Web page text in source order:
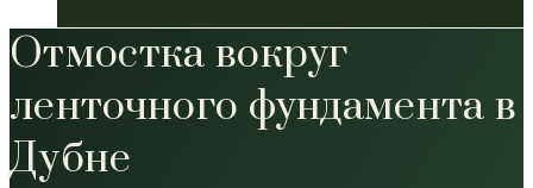
Отмостка вокруг
ленточного фундамента в
Дубне